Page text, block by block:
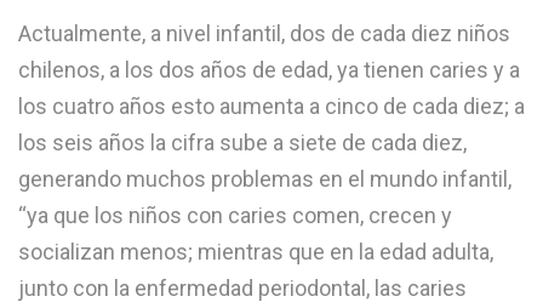
Actualmente, a nivel infantil, dos de cada diez niños
chilenos, a los dos años de edad, ya tienen caries y a
los cuatro años esto aumenta a cinco de cada diez; a
los seis años la cifra sube a siete de cada diez,
generando muchos problemas en el mundo infantil,
“ya que los niños con caries comen, crecen y
socializan menos; mientras que en la edad adulta,
junto con la enfermedad periodontal, las caries